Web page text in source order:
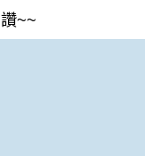
讚~~